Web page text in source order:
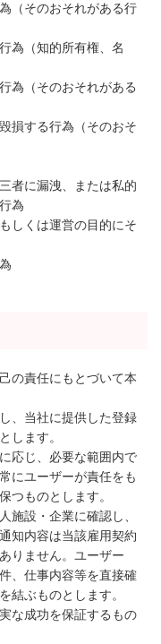
（そのおそれがある行
為（知的所有権、名
為（そのおそれがある
損する行為（そのおそ
者に漏洩、または私的
為
しくは運営の目的にそ
の責任にもとづいて本
、当社に提供した登録
します。
応じ、必要な範囲内で
にユーザーが責任をも
つものとします。
施設・企業に確認し、
知内容は当該雇用契約
りません。ユーザー
、仕事内容等を直接確
結ぶものとします。
な成功を保証するもの